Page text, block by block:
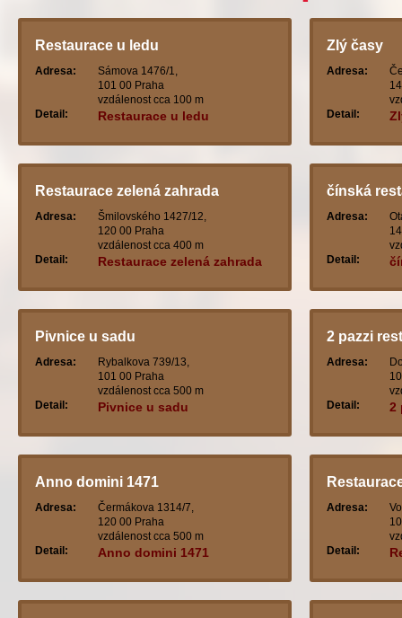
Restaurace u ledu
Adresa:
Sámova 1476/1,
101 00 Praha
vzdálenost cca 100 m
Detail:
Restaurace u ledu
Zlý časy
Adresa:
Detail:
Restaurace zelená zahrada
Adresa:
Šmilovského 1427/12,
120 00 Praha
vzdálenost cca 400 m
Detail:
Restaurace zelená zahrada
čínská
Adresa:
Detail:
Pivnice u sadu
Adresa:
Rybalkova 739/13,
101 00 Praha
vzdálenost cca 500 m
Detail:
Pivnice u sadu
2 pazzi
Adresa:
Detail:
2
Anno domini 1471
Adresa:
Čermákova 1314/7,
120 00 Praha
vzdálenost cca 500 m
Detail:
Anno domini 1471
Adresa:
Detail: